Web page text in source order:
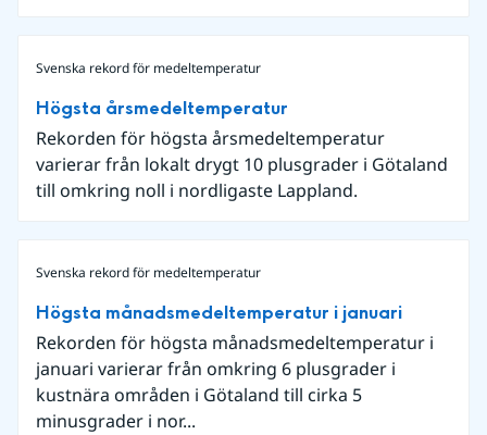
Svenska rekord för medeltemperatur
Högsta årsmedeltemperatur
Rekorden för högsta årsmedeltemperatur
varierar från lokalt drygt 10 plusgrader i Götaland
till omkring noll i nordligaste Lappland.
Svenska rekord för medeltemperatur
Högsta månadsmedeltemperatur i januari
Rekorden för högsta månadsmedeltemperatur i
januari varierar från omkring 6 plusgrader i
kustnära områden i Götaland till cirka 5
minusgrader i nor...